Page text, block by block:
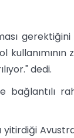
gerektiğini
dedi.
yitirdiği